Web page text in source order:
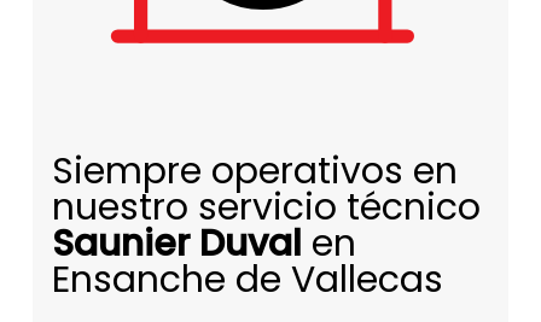
Siempre operativos en
nuestro servicio técnico
Saunier Duval en
Ensanche de Vallecas